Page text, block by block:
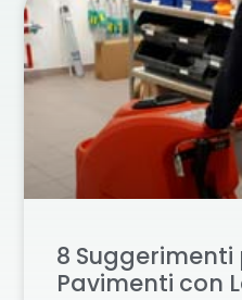
8 Suggerimenti
Pavimenti con